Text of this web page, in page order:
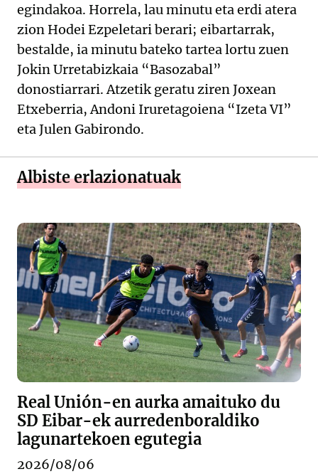
egindakoa. Horrela, lau minutu eta erdi atera
zion Hodei Ezpeletari berari; eibartarrak,
bestalde, ia minutu bateko tartea lortu zuen
Jokin Urretabizkaia “Basozabal”
donostiarrari. Atzetik geratu ziren Joxean
Etxeberria, Andoni Iruretagoiena “Izeta VI”
eta Julen Gabirondo.
Albiste erlazionatuak
Real Unión-en aurka amaituko du
SD Eibar-ek aurredenboraldiko
lagunartekoen egutegia
2026/08/06